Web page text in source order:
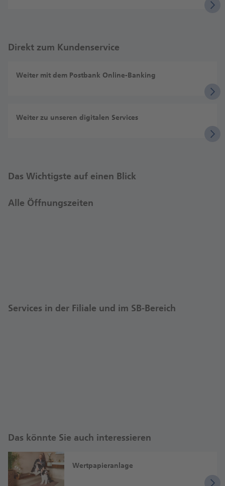
Direkt zum Kundenservice
Weiter mit dem Postbank Online-Banking
Weiter zu unseren digitalen Services
Das Wichtigste auf einen Blick
Alle Öffnungszeiten
Services in der Filiale und im SB-Bereich
Das könnte Sie auch interessieren
Wertpapieranlage